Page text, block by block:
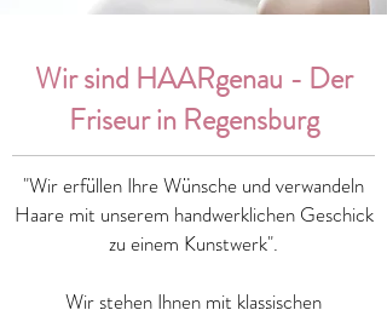
Wir sind HAARgenau - Der
Friseur in Regensburg
"Wir erfüllen Ihre Wünsche und verwandeln
Haare mit unserem handwerklichen Geschick
zu einem Kunstwerk".
Wir stehen Ihnen mit klassischen